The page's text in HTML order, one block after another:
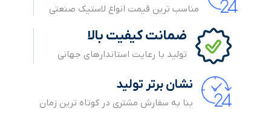
مناسب ترین قیمت انواع لاستیک صنعتی
ضمانت کیفیت بالا
تولید با رعایت استاندارهای جهانی
نشان برتر تولید
بنا به سفارش مشتری در کوتاه ترین زمان